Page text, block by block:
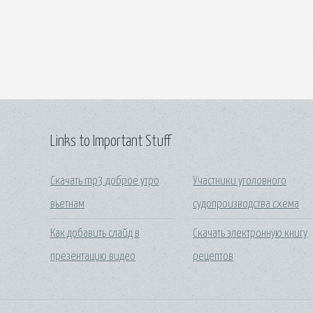
Links to Important Stuff
Скачать mp3 доброе утро
вьетнам
Как добавить слайд в
презентацию видео
Участники уголовного
судопроизводства схема
Скачать электронную книгу
рецептов